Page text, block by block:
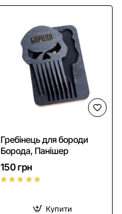
Гребінець для бороди
Борода, Панішер
150 грн
Купити